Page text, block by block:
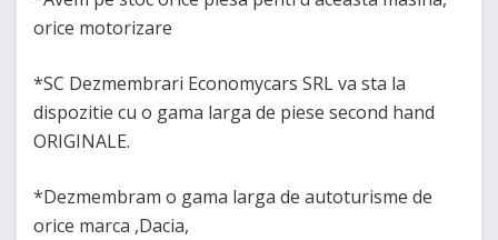
orice motorizare
*SC Dezmembrari Economycars SRL va sta la
dispozitie cu o gama larga de piese second hand
ORIGINALE.
*Dezmembram o gama larga de autoturisme de
orice marca ,Dacia,